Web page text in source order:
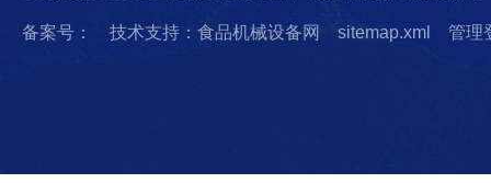
备案号： 技术支持：食品机械设备网 sitemap.xml 管理